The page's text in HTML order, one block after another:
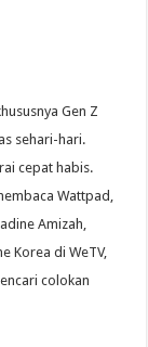
Gen Z
sehari-hari.
cepat habis.
Wattpad,
Amizah,
Korea di WeTV,
colokan